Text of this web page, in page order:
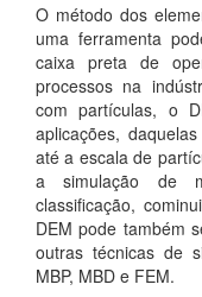
O método dos
uma ferramenta
caixa preta de
processos na
com partículas, o
aplicações,
até a escala de
a simulação de
classificação,
DEM pode também
outras técnicas de
MBP, MBD e FEM.